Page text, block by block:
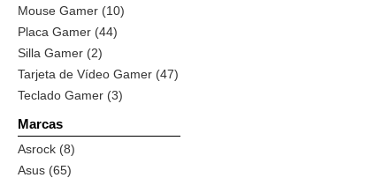
Mouse Gamer (10)
Placa Gamer (44)
Silla Gamer (2)
Tarjeta de Vídeo Gamer (47)
Teclado Gamer (3)
Marcas
Asrock (8)
Asus (65)